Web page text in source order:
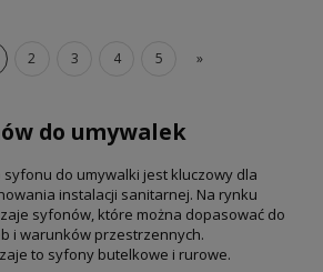
2 3 4 5 »
do umywalek
do umywalki jest kluczowy dla
instalacji sanitarnej. Na rynku
syfonów, które można dopasować do
i warunków przestrzennych.
to syfony butelkowe i rurowe.